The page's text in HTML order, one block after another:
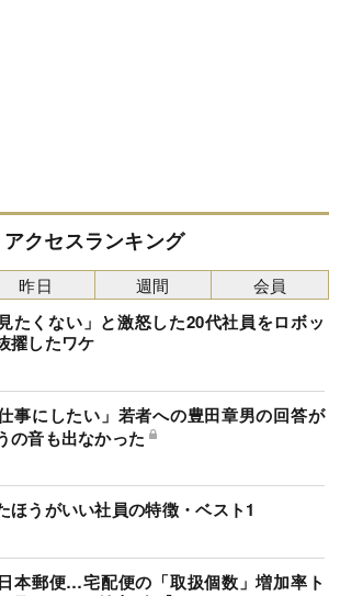
アクセスランキング
たくない」と激怒した20代社員をロボッ
擢したワケ
事にしたい」若者への豊田章男の回答が
の音も出なかった
ほうがいい社員の特徴・ベスト1
本郵便…宅配便の「取扱個数」増加率ト
昨日 週間 会員